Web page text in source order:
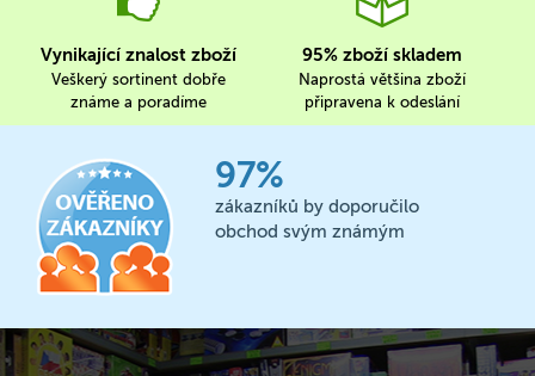
Vynikající znalost zboží
Veškerý sortinent dobře
známe a poradíme
95% zboží skladem
Naprostá většina zboží
připravena k odeslání
97%
zákazníků by doporučilo
obchod svým známým